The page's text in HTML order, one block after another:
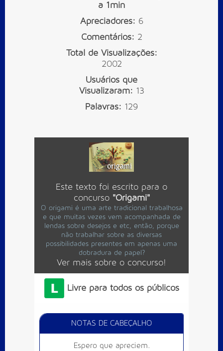
a 1min
Apreciadores: 6
Comentários: 2
Total de Visualizações:
2002
Usuários que
Visualizaram: 13
Palavras: 129
Este texto foi escrito para o
concurso "Origami"
O origami é uma arte tradicional trabalhosa
e que muitas vezes vem acompanhada de
lendas sobre desejos e etc, então, porque
não trabalhar sobre as diversas
possibilidades presentes em apenas uma
dobradura de papel?
Ver mais sobre o concurso!
Livre para todos os públicos
NOTAS DE CABEÇALHO
Espero que apreciem.